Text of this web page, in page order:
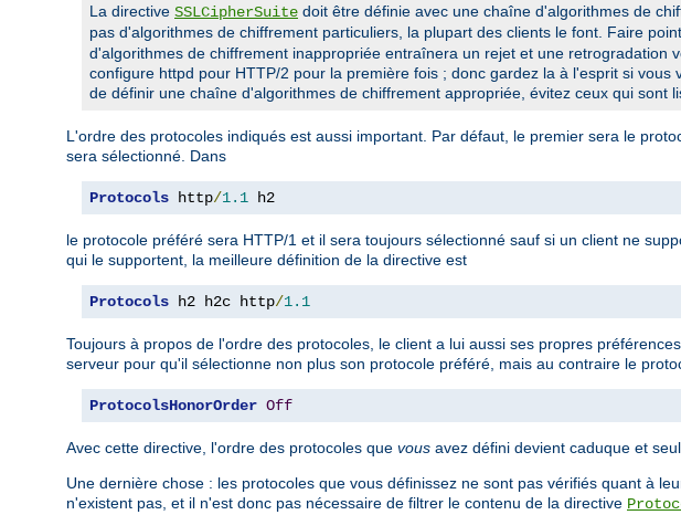
La directive SSLCipherSuite doit être définie avec une chaîne d'algorithmes de
pas d'algorithmes de chiffrement particuliers, la plupart des clients le font. Faire
d'algorithmes de chiffrement inappropriée entraînera un rejet et une retrogradation
configure httpd pour HTTP/2 pour la première fois ; donc gardez la à l'esprit si
de définir une chaîne d'algorithmes de chiffrement appropriée, évitez ceux qui sont
L'ordre des protocoles indiqués est aussi important. Par défaut, le premier sera le
sera sélectionné. Dans
Protocols http/1.1 h2
le protocole préféré sera HTTP/1 et il sera toujours sélectionné sauf si un client ne
qui le supportent, la meilleure définition de la directive est
Protocols h2 h2c http/1.1
Toujours à propos de l'ordre des protocoles, le client a lui aussi ses propres
serveur pour qu'il sélectionne non plus son protocole préféré, mais au contraire le
ProtocolsHonorOrder Off
Avec cette directive, l'ordre des protocoles que vous avez défini devient caduque et
Une dernière chose : les protocoles que vous définissez ne sont pas vérifiés quant à
n'existent pas, et il n'est donc pas nécessaire de filtrer le contenu de la directive